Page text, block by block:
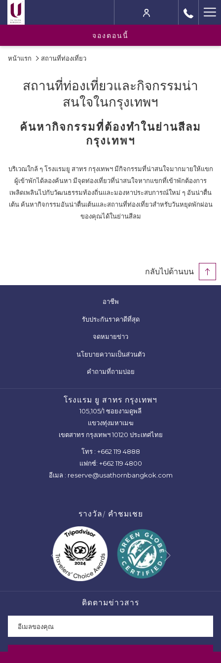
จองตอนนี้
หน้าแรก สถานที่ท่องเที่ยว
สถานที่ท่องเที่ยวและกิจกรรมน่า
สนใจในกรุงเทพฯ
ค้นหากิจกรรมที่ต้องทำในย่านสีลม
กรุงเทพฯ
บริเวณใกล้ ๆ โรงแรมยู สาทร กรุงเทพฯ มีกิจกรรมที่น่าสนใจมากมายให้แขก
ผู้เข้าพักได้ลองค้นหา มีจุดท่องเที่ยวที่น่าสนใจหากแขกที่เข้าพักต้องการ
เพลิดเพลินไปกับวัฒนธรรมท้องถิ่นและมองหาประสบการณ์ใหม่ ๆ อันน่าตื่น
เต้น ค้นหากิจกรรมอันน่าตื่นเต้นและสถานที่ท่องเที่ยวสำหรับวันหยุดพักผ่อน
ของคุณได้ในย่านสีลม
กลับไปด้านบน
อาชีพเปิด
รับประกันราคาดีที่สุดเปิด
จดหมายข่าว
นโยบายความเป็นส่วนตัวเปิด
คำถามที่ถามบ่อย
โรงแรม ยู สาทร กรุงเทพฯ
105,105/1 ซอยงามดูพลี
แขวงทุ่งมหาเมฆ
เขตสาทร กรุงเทพฯ 10120 ประเทศไทย
โทร : +662 119 4888
แฟกซ์: +662 119 4800
อีเมล : reserve@usathornbangkok.com
รางวัล/ คำชมเชย
ก่อนหน้า
ติดตามข่าวสาร